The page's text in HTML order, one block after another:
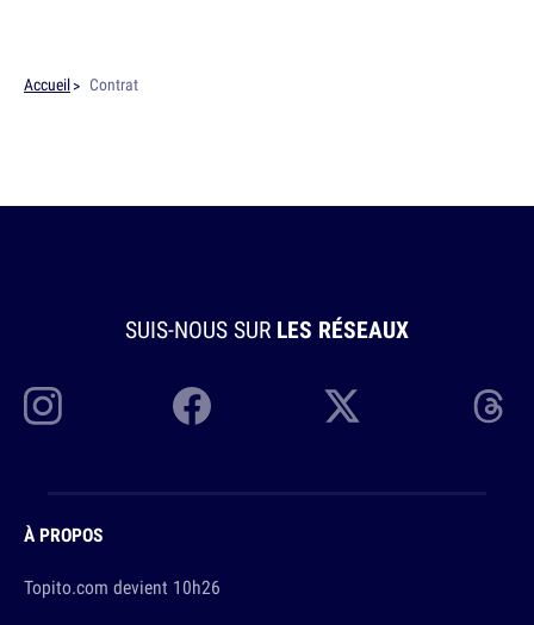
Accueil Contrat
SUIS-NOUS SUR LES RÉSEAUX
À PROPOS
Topito.com devient 10h26